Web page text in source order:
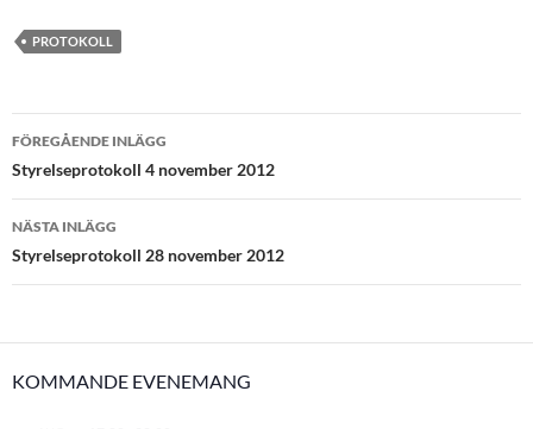
PROTOKOLL
Inläggsnavigering
FÖREGÅENDE INLÄGG
Styrelseprotokoll 4 november 2012
NÄSTA INLÄGG
Styrelseprotokoll 28 november 2012
KOMMANDE EVENEMANG